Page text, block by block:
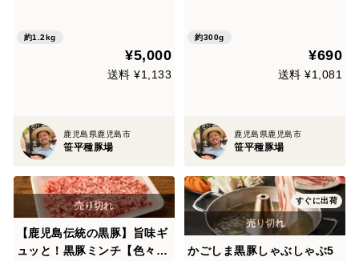
約1.2kg
¥5,000
送料 ¥1,133
鹿児島県鹿児島市
笹平種豚場
約300g
¥690
送料 ¥1,081
鹿児島県鹿児島市
笹平種豚場
【鹿児島伝統の黒豚】旨味ギ
ュッと！黒豚ミンチ【色々な
すぐに出荷
かごしま黒豚しゃぶしゃぶ5